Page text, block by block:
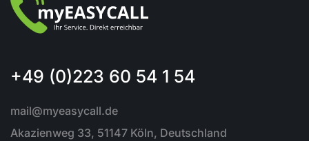
+49 (0)223 60 54 1 54
mail@myeasycall.de
Akazienweg 33, 51147 Köln, Deutschland